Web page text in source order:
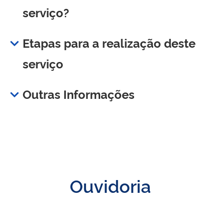
serviço?
Etapas para a realização deste
serviço
Outras Informações
Ouvidoria